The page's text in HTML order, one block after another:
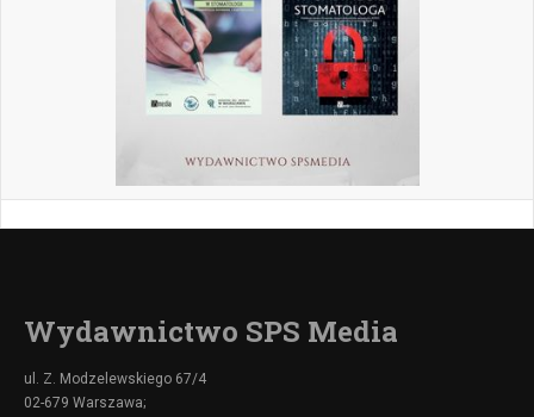
Wydawnictwo SPS Media
ul. Z. Modzelewskiego 67/4
02-679 Warszawa;